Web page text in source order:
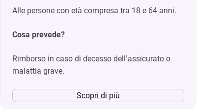
Alle persone con età compresa tra 18 e 64 anni.
Cosa prevede?
Rimborso in caso di decesso dell’assicurato o
malattia grave.
Scopri di più